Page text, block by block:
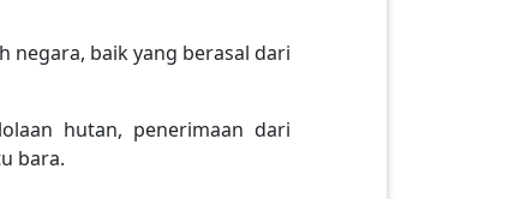
negara, baik yang berasal dari
hutan, penerimaan dari
bara.